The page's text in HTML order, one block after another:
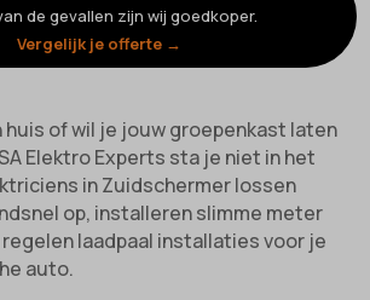
de gevallen zijn wij goedkoper.
Vergelijk je offerte →
of wil je jouw groepenkast laten
Elektro Experts sta je niet in het
in Zuidschermer lossen
op, installeren slimme meter
laadpaal installaties voor je
auto.